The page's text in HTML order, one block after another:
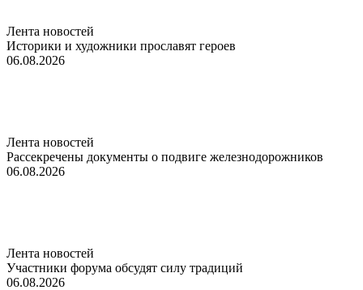
Лента новостей
Историки и художники прославят героев
06.08.2026
Лента новостей
Рассекречены документы о подвиге железнодорожников
06.08.2026
Лента новостей
Участники форума обсудят силу традиций
06.08.2026